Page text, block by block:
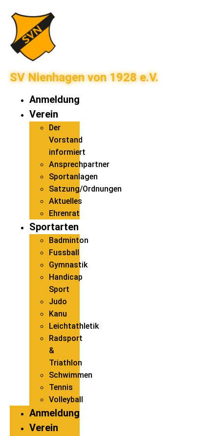
SV Nienhagen von 1928 e.V.
Anmeldung
Verein
Der
Vorstand
informiert
Ansprechpartner
Sportanlagen
Satzung/Ordnungen
Aktuelles
Ehrenrat
Sportarten
Badminton
Fussball
Gymnastik
Handicap
Sport
Judo
Kanu
Leichtathletik
Radsport
&
Triathlon
Schwimmen
Tennis
Volleyball
Anmeldung
Verein